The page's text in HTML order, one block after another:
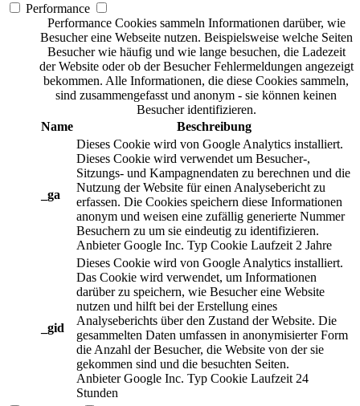
Performance
Performance Cookies sammeln Informationen darüber, wie
Besucher eine Webseite nutzen. Beispielsweise welche Seiten
Besucher wie häufig und wie lange besuchen, die Ladezeit
der Website oder ob der Besucher Fehlermeldungen angezeigt
bekommen. Alle Informationen, die diese Cookies sammeln,
sind zusammengefasst und anonym - sie können keinen
Besucher identifizieren.
Name
Beschreibung
_ga
Dieses Cookie wird von Google Analytics installiert.
Dieses Cookie wird verwendet um Besucher-,
Sitzungs- und Kampagnendaten zu berechnen und die
Nutzung der Website für einen Analysebericht zu
erfassen. Die Cookies speichern diese Informationen
anonym und weisen eine zufällig generierte Nummer
Besuchern zu um sie eindeutig zu identifizieren.
Anbieter Google Inc. Typ Cookie Laufzeit 2 Jahre
_gid
Dieses Cookie wird von Google Analytics installiert.
Das Cookie wird verwendet, um Informationen
darüber zu speichern, wie Besucher eine Website
nutzen und hilft bei der Erstellung eines
Analyseberichts über den Zustand der Website. Die
gesammelten Daten umfassen in anonymisierter Form
die Anzahl der Besucher, die Website von der sie
gekommen sind und die besuchten Seiten.
Anbieter Google Inc. Typ Cookie Laufzeit 24
Stunden